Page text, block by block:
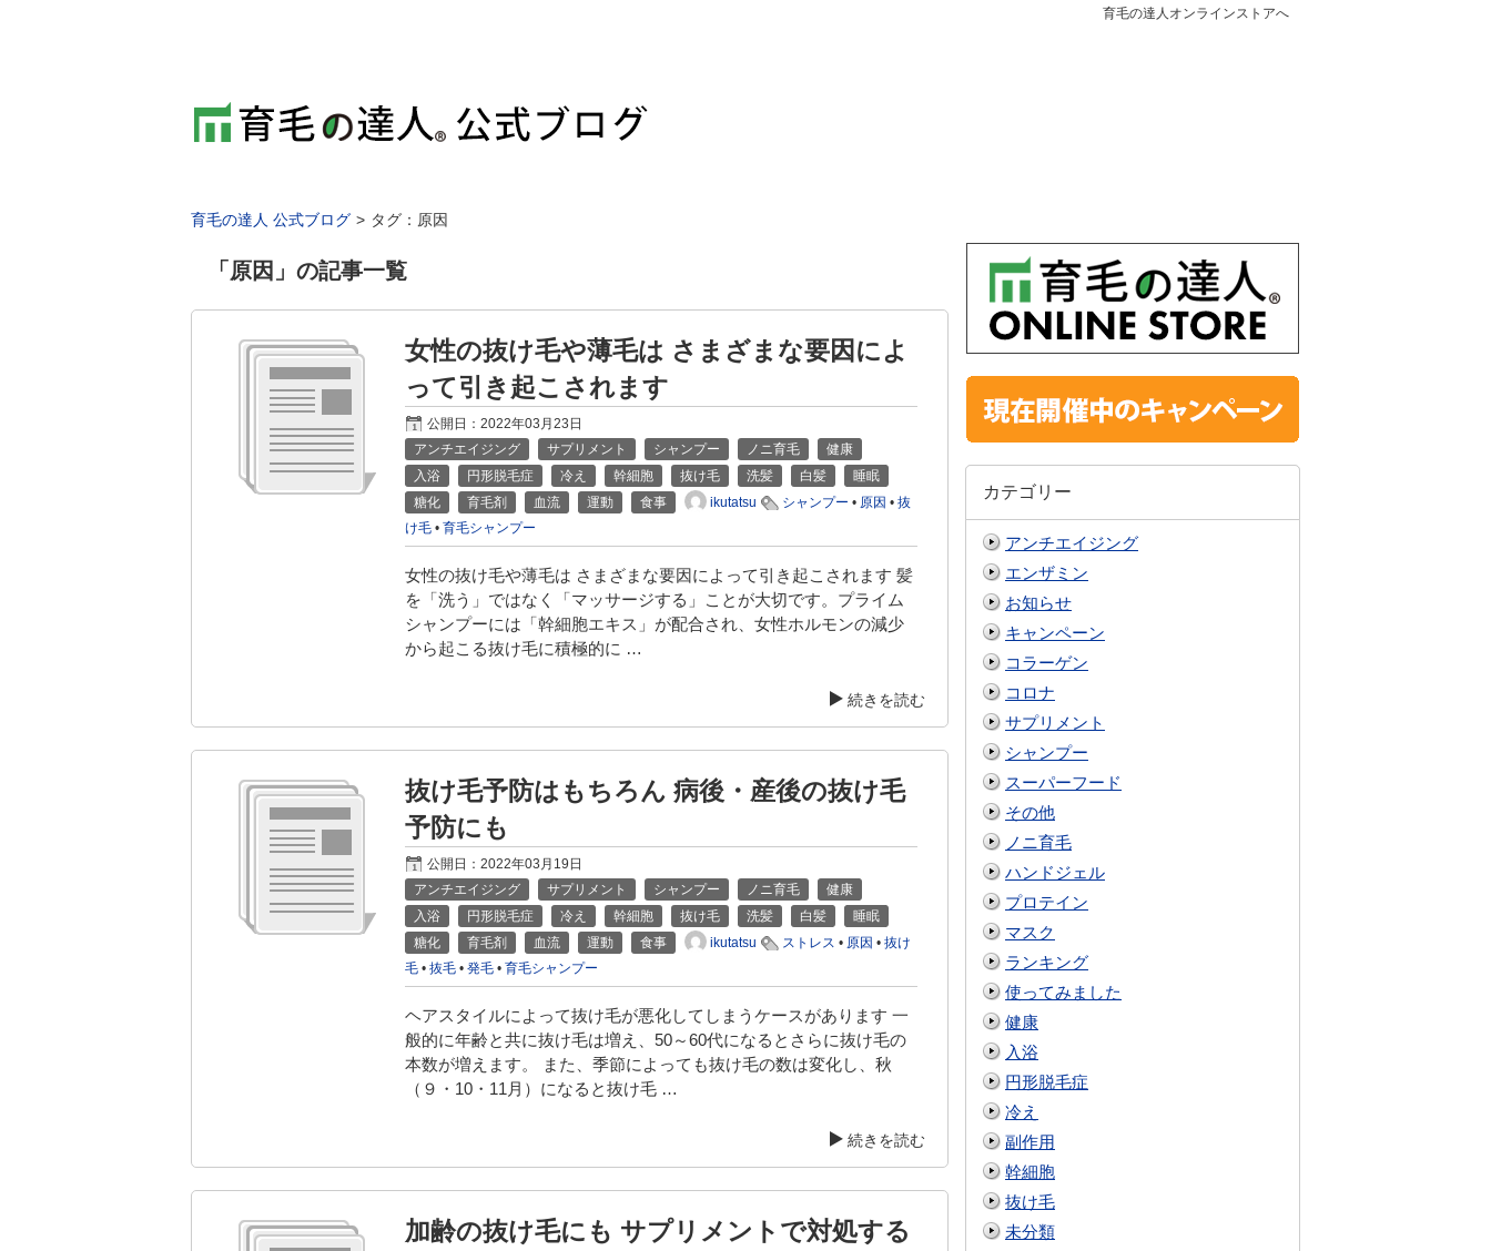
育毛の達人オンラインストアへ
育毛の達人 公式ブログ タグ：原因
「 原因 」の記事一覧
女性の抜け毛や薄毛は さまざまな要因によ
って引き起こされます
公開日：2022年03月23日
アンチエイジング
サプリメント シャンプー ノニ育毛
健康
入浴
円形脱毛症 冷え 幹細胞 抜け毛 洗髪 白髪
睡眠
糖化
育毛剤 血流 運動 食事 ikutatsu シャンプー • 原因 •抜
け毛 •育毛シャンプー
女性の抜け毛や薄毛は さまざまな要因によって引き起こされます 髪
を「洗う」ではなく「マッサージする」ことが大切です。プライム
シャンプーには「幹細胞エキス」が配合され、女性ホルモンの減少
から起こる抜け毛に積極的に …
続きを読む
抜け毛予防はもちろん 病後・産後の抜け毛
予防にも
公開日：2022年03月19日
アンチエイジング
サプリメント シャンプー ノニ育毛
健康
入浴
円形脱毛症 冷え 幹細胞 抜け毛 洗髪 白髪
睡眠
糖化
育毛剤 血流 運動 食事 ikutatsu ストレス • 原因 •抜け
毛 •抜毛 •発毛 •育毛シャンプー
ヘアスタイルによって抜け毛が悪化してしまうケースがあります 一
般的に年齢と共に抜け毛は増え、50～60代になるとさらに抜け毛の
本数が増えます。 また、季節によっても抜け毛の数は変化し、秋
（９・10・11月）になると抜け毛 …
続きを読む
加齢の抜け毛にも サプリメントで対処する
カテゴリー
アンチエイジング
エンザミン
お知らせ
キャンペーン
コラーゲン
コロナ
サプリメント
シャンプー
スーパーフード
その他
ノニ育毛
ハンドジェル
プロテイン
マスク
ランキング
使ってみました
健康
入浴
円形脱毛症
冷え
副作用
幹細胞
抜け毛
未分類